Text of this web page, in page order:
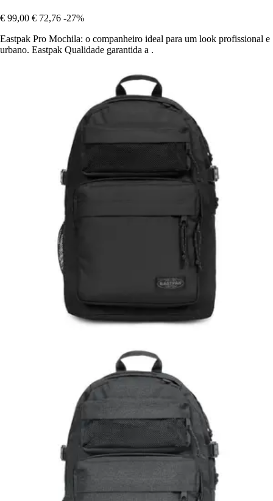
€ 99,00 € 72,76 -27%
Eastpak Pro Mochila: o companheiro ideal para um look profissional e
urbano. Eastpak Qualidade garantida a .